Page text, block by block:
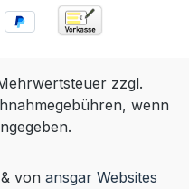
zzgl.
wenn
& vonansgar Websites